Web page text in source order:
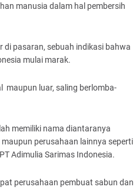
manusia dalam hal pembersih
di pasaran, sebuah indikasi bahwa
mulai marak.
maupun luar, saling berlomba-
memiliki nama diantaranya
maupun perusahaan lainnya seperti
Adimulia Sarimas Indonesia.
perusahaan pembuat sabun dan